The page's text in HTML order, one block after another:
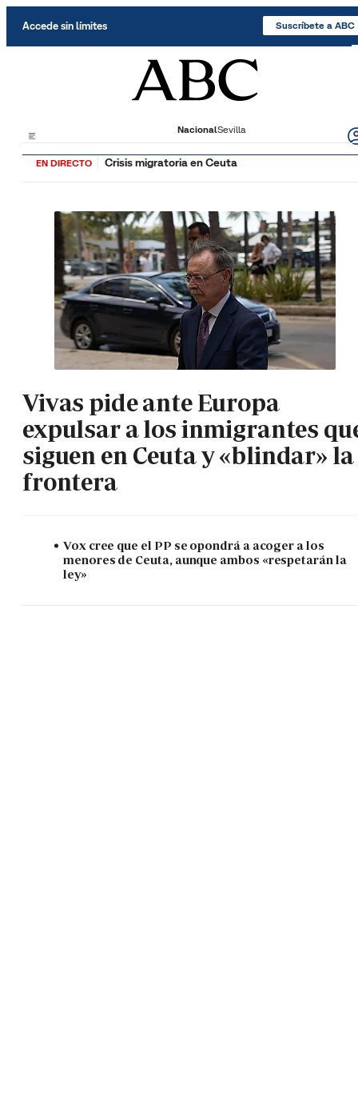
Accede sin límites Suscríbete a ABC
NacionalSevilla
EN DIRECTO Crisis migratoria en Ceuta
Vivas pide ante Europa
expulsar a los inmigrantes
siguen en Ceuta y «blindar» la
frontera
Vox cree que el PP se opondrá a acoger a los
menores de Ceuta, aunque ambos «respetarán la
ley»